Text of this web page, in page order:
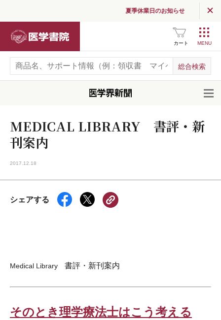
夏季休業日のお知らせ
カート
MEDICAL LIBRARY 書評・新
刊案内
2017.12.18
シェアする
Medical Library 書評・新刊案内
そのとき理学療法士はこう考える